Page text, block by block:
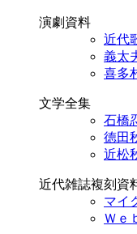
演劇資料
近代
義太
喜多
文学全集
石橋
徳田
近松
近代雑誌複刻資
マイ
Ｗｅ